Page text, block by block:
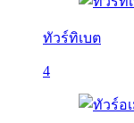
ทัวร์ทิเบต
4